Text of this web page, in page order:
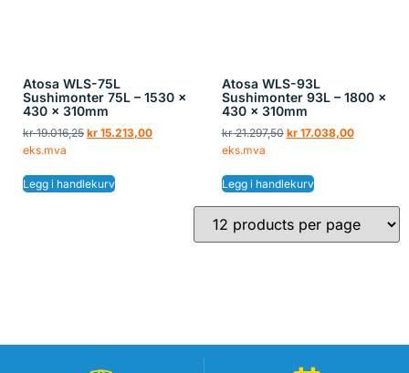
Atosa WLS-75L
Sushimonter 75L – 1530 x
430 x 310mm
kr19.016,25 kr 15.213,00
eks.mva
Legg i handlekurv
Atosa WLS-93L
Sushimonter 93L – 1800 x
430 x 310mm
kr21.297,50 kr17.038,00
eks.mva
Legg i handlekurv